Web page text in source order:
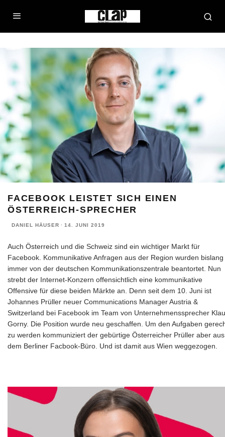
FACEBOOK LEISTET SICH EINEN
ÖSTERREICH-SPRECHER
DANIEL HÄUSER · 14. JUNI 2019
Auch Österreich und die Schweiz sind ein wichtiger Markt für
Facebook. Kommunikative Anfragen aus der Region wurden bislang
immer von der deutschen Kommunikationszentrale beantortet. Nun
strebt der Internet-Konzern offensichtlich eine kommunikative
Offensive für diese beiden Märkte an. Denn seit dem 10. Juni ist
Johannes Prüller neuer Communications Manager Austria &
Switzerland bei Facebook im Team von Unternehmenssprecher
Gorny. Die Position wurde neu geschaffen. Um den Aufgaben
zu werden kommuniziert der gebürtige Österreicher Prüller aber aus
dem Berliner Facbook-Büro. Und ist damit aus Wien weggezogen.